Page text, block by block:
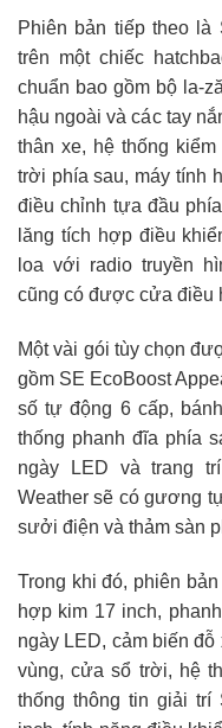
Phiên bản tiếp theo
trên một chiếc
chuẩn bao gồm bộ la-
hậu ngoài và các tay
thân xe, hệ thống
trời phía sau, máy tính
điều chỉnh tựa đầu
lăng tích hợp điều
loa với radio truyền
cũng có được cửa điều
Một vài gói tùy chọn
gồm SE EcoBoost
số tự động 6 cấp,
thống phanh đĩa phía
ngày LED và trang
Weather sẽ có gương
sưởi điện và thảm sàn
Trong khi đó, phiên
hợp kim 17 inch,
ngày LED, cảm biến
vùng, cửa sổ trời, hệ
thống thông tin giải